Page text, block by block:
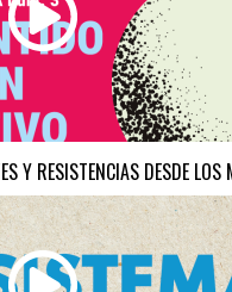
Y RESISTENCIAS DESDE LOS